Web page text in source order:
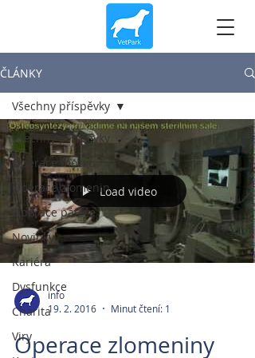
ČLÁNKY
Všechny příspěvky
Operace mozku
Operace zlomenin
Operace páteře
Novinky
Kariéra
Dysfunkce
Charita
Viry
Všechny příspěvky
Load video
info
19. 2. 2016
Minut čtení: 1
Operace zlomeniny